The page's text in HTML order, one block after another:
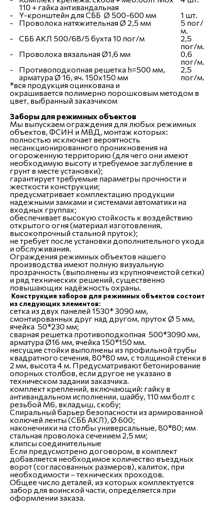
110 + гайка антивандальная
-
Y-кронштейн для СББ Ø 500-600 мм
1 шт.
-
Проволока натяжительная Ø 2,5 мм
5 пог/
м.
-
СББ АКЛ 500/68/5 бухта 10 пог/м
2,5
пог/м.
-
Проволока вязальная Ø1,6 мм
0,6
пог/м.
-
Противоподкопная решетка h=500 мм,
арматура Ø 16, яч. 150х150 мм
2,5
пог/м.
*вся продукция оцинкована и
окрашивается полимерно порошковым методом в
цвет, выбранный заказчиком
Заборы для режимных объектов
Мы выпускаем ограждения для любых режимных
объектов, ФСИН и МВД, монтаж которых:
полностью исключает вероятность
несанкционированного проникновения на
огороженную территорию (для чего они имеют
необходимую высоту и требуемое заглубление в
грунт в месте установки);
гарантирует требуемые параметры прочности и
жесткости конструкции;
предусматривает комплектацию продукции
надежными замками и системами автоматики на
входных группах;
обеспечивает высокую стойкость к воздействию
открытого огня (материал изготовления,
высокопрочный стальной пруток);
не требует после установки дополнительного ухода
и обслуживания.
Ограждения режимных объектов нашего
производства имеют полную визуальную
прозрачность (выполнены из крупноячеистой сетки)
и ряд технических решений, существенно
повышающих надёжность охраны.
Конструкция заборов для режимных объектов состоит
из следующих элементов:
сетка из двух панелей 1530* 3090 мм,
смонтированных друг над другом, пруток Ø 5 мм,
ячейка 50*230 мм;
сварная решетка противоподкопная 500*3090 мм,
арматура Ø16 мм, ячейка 150*150 мм.
несущие стойки выполнены из профильной трубы
квадратного сечения, 80*80 мм, с толщиной стенки в
2 мм, высота 4 м. Предусматривают бетонирование
опорных столбов, если другое не указано в
техническом задании заказчика.
комплект креплений, включающий: гайку в
антивандальном исполнении, шайбу, 110 мм болт с
резьбой М6, вкладыш, скобу;
Спиральный барьер безопасности из армированной
колючей ленты (СББ АКЛ), Ø 600;
наконечники на столбы универсальные, 80*80; мм
стальная проволока сечением 2,5 мм;
клипсы соединительные
Если предусмотрено договором, в комплект
добавляется необходимое количество въездных
ворот (согласованных размеров), калиток, при
необходимости – технических проходов.
Общее число деталей, из которых комплектуется
забор для воинской части, определяется при
оформлении заказа.